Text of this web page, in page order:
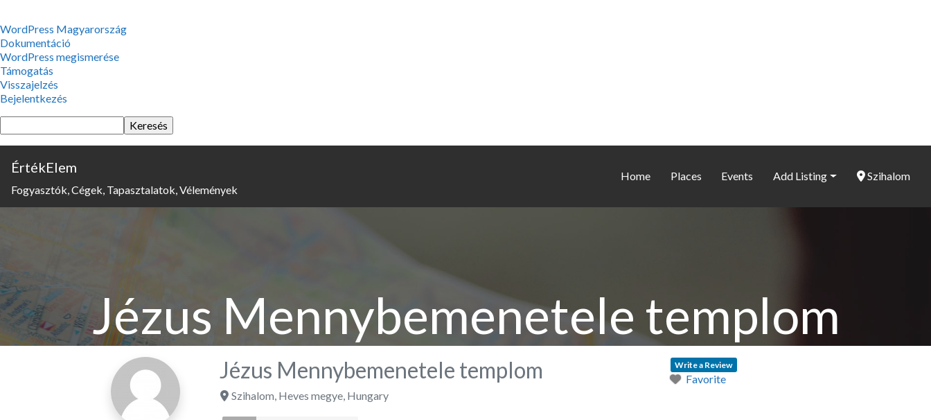
WordPress,
a
csodás
WordPress Magyarország
Dokumentáció
WordPress megismerése
Támogatás
Visszajelzés
Bejelentkezés
Keresés
ÉrtékElem
Fogyasztók, Cégek, Tapasztalatok, Vélemények
Home Places Events Add Listing Szihalom
Jézus Mennybemenetele templom
Jézus Mennybemenetele templom
Szihalom, Heves megye, Hungary
Write a Review
Favorite